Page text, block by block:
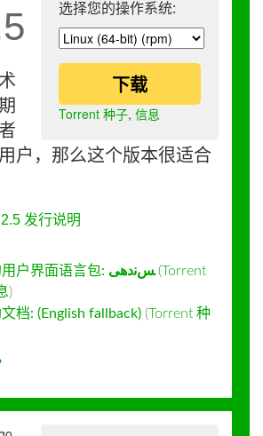
选择您的操作系统:
下载
Torrent 种子, 信息
户，那么这个版本很适合
发行说明
户界面语言包: ﺲﻧﺩھی (Torrent
)
档: (English fallback) (Torrent 种